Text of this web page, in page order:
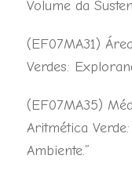
Volume da
(EF07MA31)
Verdes:
(EF07MA35)
Aritmética
Ambiente.”